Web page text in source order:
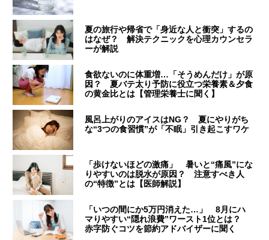
夏の旅行や帰省で「身近な人と衝突」するの
はなぜ？ 解決テクニックを心理カウンセラ
ーが解説
食欲ないのに体重増…「そうめんだけ」が原
因？ 夏バテ太り予防に役立つ栄養素＆夕食
の黄金比とは【管理栄養士に聞く】
風呂上がりのアイスはNG？ 夏にやりがち
な“3つの食習慣”が「不眠」引き起こすワケ
「歩けないほどの激痛」 暑いと“痛風”にな
りやすいのは脱水が原因？ 注意すべき人
の“特徴”とは【医師解説】
「いつの間にか5万円消えた…」 8月にハ
マりやすい“隠れ浪費”ワースト1位とは？
赤字防ぐコツを節約アドバイザーに聞く